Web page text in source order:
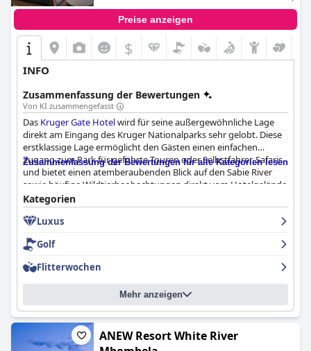
Preise anzeigen
$
INFO
Zusammenfassung der Bewertungen
Von KI zusammengefasst
Das Kruger Gate Hotelwird für seine außergewöhnliche Lage
direkt am Eingang des Kruger Nationalparks sehr gelobt. Diese
erstklassige Lage ermöglicht den Gästen einen einfachen
Zugang zum Park für geführte Touren oder Selbstfahrer-Safaris
und bietet einen atemberaubenden Blick auf den Sabie River
sowie häufige Wildtierbeobachtungen direkt vom Hotelgelände
aus. Die gepflegten Einrichtungen, die entspannende
Atmosphäre und das einladende Personal tragen zum
immersiven Safari-Erlebnis bei und machen es zu einer Top-Wahl
für Besucher.
Die kulinarischen Erlebnisse des Hotels werden durchweg
gelobt, insbesondere für Frühstück und Abendessen. Die Gäste
schätzen das umfangreiche, köstliche und abwechslungsreiche
Frühstücksbuffet, das auf unterschiedliche
Ernährungsbedürfnisse eingeht und frische, hochwertige
Speisen bietet. Die Rücksichtnahme des Hotels,
Frühstückspakete für frühmorgendliche Safari-Ausflüge
anzubieten, wird ebenfalls hervorgehoben. Das Abendessen im
Zusammenfassung der Bewertungen für alle Kategorien lesen
Kategorien
Luxus
Golf
Flitterwochen
Mehr anzeigen
ANEW Resort White River